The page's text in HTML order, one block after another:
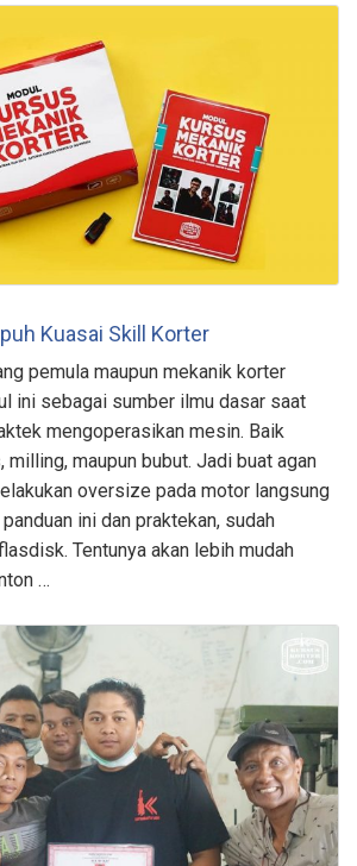
Kuasai Skill Korter
pemula maupun mekanik korter
ini sebagai sumber ilmu dasar saat
mengoperasikan mesin. Baik
maupun bubut. Jadi buat agan
oversize pada motor langsung
ini dan praktekan, sudah
Tentunya akan lebih mudah
…